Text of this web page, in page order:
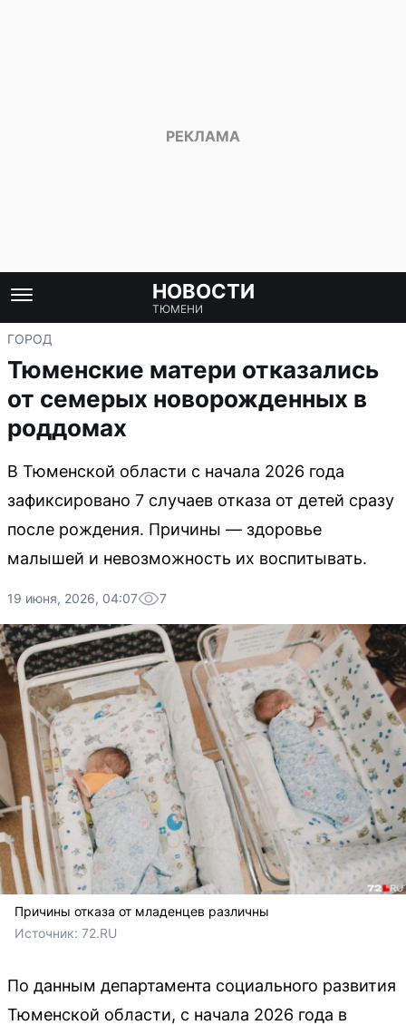
НОВОСТИ
ТЮМЕНИ
ГОРОД
Тюменские матери отказались
от семерых новорожденных в
роддомах
В Тюменской области с начала 2026 года
зафиксировано 7 случаев отказа от детей сразу
после рождения. Причины — здоровье
малышей и невозможность их воспитывать.
19 июня, 2026, 04:07 7
Причины отказа от младенцев различны
Источник: 72.RU
По данным департамента социального развития
Тюменской области, с начала 2026 года в